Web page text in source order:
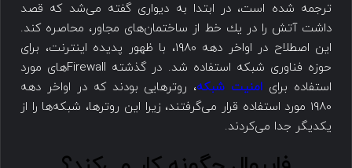
ترجمه شده است، در ابتدا به دیواری گفته می‌شد كه قصد
داشت آتش را در یك خط از ساختمان‌های مجاور، محاصره كند.
این اصطلاح در اواخر دهه 1980، با ظهور پدیده اینترنت، برای
حوزه فناوری شبکه استفاده شد. در گذشته Firewall‌های مورد
استفاده برای امنیت شبکه، روترهایی بودند که در اواخر دهه
1980 مورد استفاده قرار می‌گرفتند، زیرا این روترها، شبکه‌ها را از
یكدیگر جدا می‌كردند.